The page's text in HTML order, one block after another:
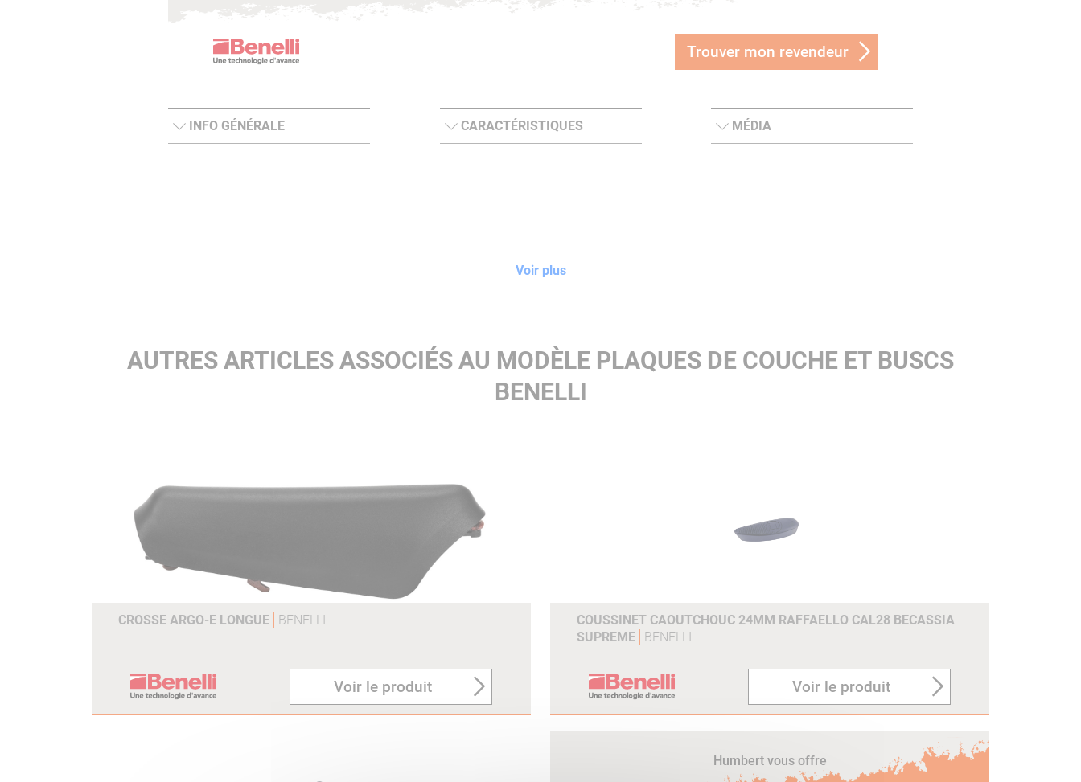
Trouver mon revendeur
INFO GÉNÉRALE CARACTÉRISTIQUES MÉDIA
Voir plus
AUTRES ARTICLES ASSOCIÉS AU MODÈLE PLAQUES DE COUCHE ET BUSCS
BENELLI
CROSSE ARGO-E LONGUE BENELLI
Voir le produit
COUSSINET CAOUTCHOUC 24MM RAFFAELLO CAL28 BECASSIA
SUPREME
BENELLI
Voir le produit
Humbert vous offre